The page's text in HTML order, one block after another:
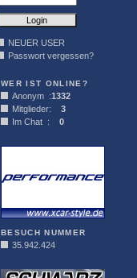
NEUER USER
Passwort vergessen?
WER IST ONLINE?
Anonym :1332
Mitglieder: 3
Im Chat : 0
BESUCH NUMMER
35.942.424